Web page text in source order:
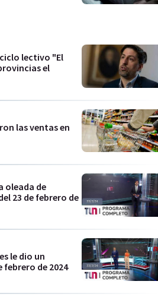
lectivo "El
el
las ventas en
oleada de
23 de febrero de
le dio un
febrero de 2024